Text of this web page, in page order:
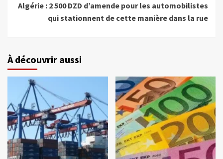
Algérie : 2 500 DZD d’amende pour les automobilistes
qui stationnent de cette manière dans la rue
À découvrir aussi